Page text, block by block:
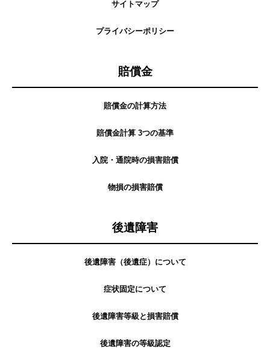
サイトマップ
プライバシーポリシー
賠償金
賠償金の計算方法
賠償金計算 3つの基準
入院・通院時の損害賠償
物損の損害賠償
後遺障害
後遺障害（後遺症）について
症状固定について
後遺障害等級と損害賠償
後遺障害の等級認定